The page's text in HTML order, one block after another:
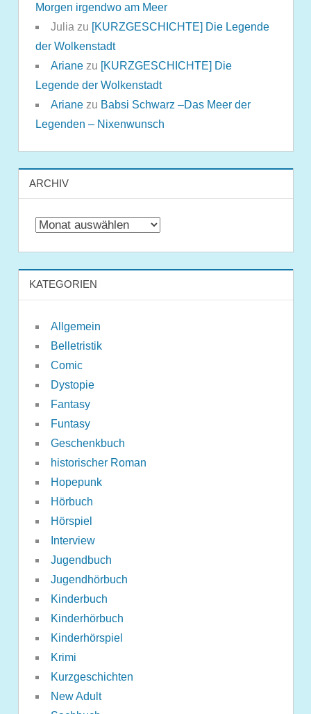
Morgen irgendwo am Meer
Julia zu [KURZGESCHICHTE] Die Legende
der Wolkenstadt
Arianezu [KURZGESCHICHTE] Die
Legende der Wolkenstadt
Arianezu Babsi Schwarz –Das Meer der
Legenden – Nixenwunsch
ARCHIV
Archiv
KATEGORIEN
Allgemein
Belletristik
Comic
Dystopie
Fantasy
Funtasy
Geschenkbuch
historischer Roman
Hopepunk
Hörbuch
Hörspiel
Interview
Jugendbuch
Jugendhörbuch
Kinderbuch
Kinderhörbuch
Kinderhörspiel
Krimi
Kurzgeschichten
New Adult